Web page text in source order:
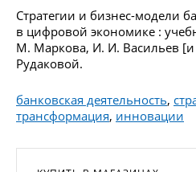
Стратегии и бизнес-модели
в цифровой экономике :
М. Маркова, И. И. Васильев
Рудаковой.
банковская деятельность,
трансформация, инновации